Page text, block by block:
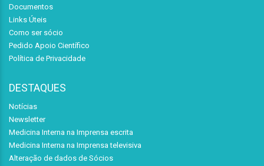
Documentos
Links Úteis
Como ser sócio
Pedido Apoio Científico
Política de Privacidade
DESTAQUES
Notícias
Newsletter
Medicina Interna na Imprensa escrita
Medicina Interna na Imprensa televisiva
Alteração de dados de Sócios